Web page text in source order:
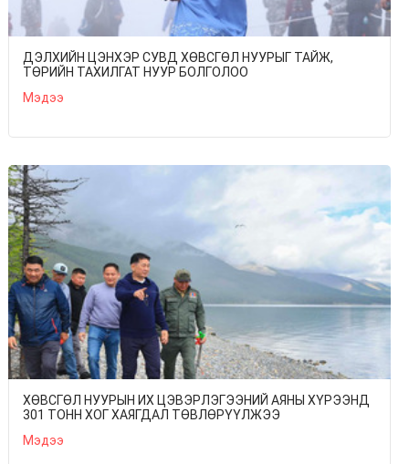
ДЭЛХИЙН ЦЭНХЭР СУВД ХӨВСГӨЛ НУУРЫГ ТАЙЖ,
ТӨРИЙН ТАХИЛГАТ НУУР БОЛГОЛОО
Мэдээ
ХӨВСГӨЛ НУУРЫН ИХ ЦЭВЭРЛЭГЭЭНИЙ АЯНЫ ХҮРЭЭНД
301 ТОНН ХОГ ХАЯГДАЛ ТӨВЛӨРҮҮЛЖЭЭ
Мэдээ